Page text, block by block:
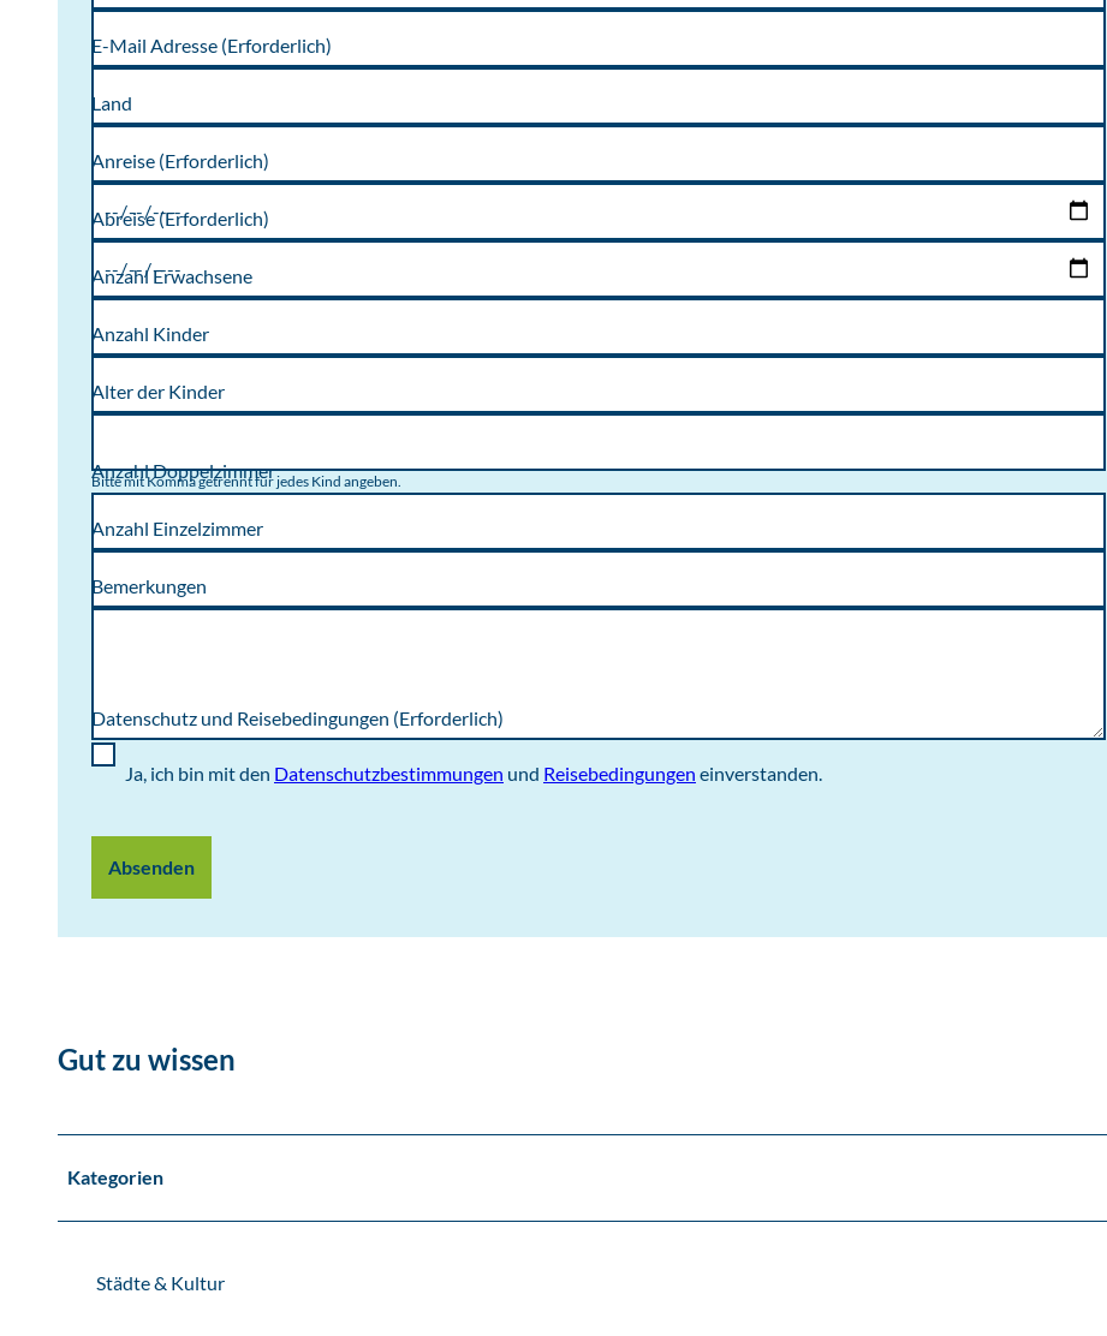
E-Mail Adresse (Erforderlich)
Land
Anreise (Erforderlich)
Abreise(Erforderlich)
Anzahl Erwachsene
Anzahl Kinder
Alter der Kinder
Bitte mit Komma getrennt für jedes Kind angeben.
Anzahl Doppelzimmer
Anzahl Einzelzimmer
Bemerkungen
Datenschutz und Reisebedingungen (Erforderlich)
Ja, ich bin mit den Datenschutzbestimmungen und Reisebedingungen einverstanden.
Absenden
Gut zu wissen
Kategorien
Städte & Kultur